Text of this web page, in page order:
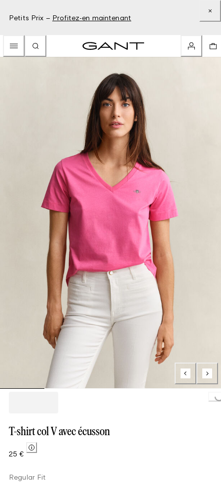
Petits Prix – Profitez-en maintenant
Loading...
T-shirt col V avec écusson
25 €
Regular Fit